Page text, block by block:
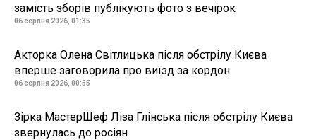
замість зборів публікують фото з вечірок
06 серпня 2026, 01:35
Акторка Олена Світлицька після обстрілу Києва
вперше заговорила про виїзд за кордон
06 серпня 2026, 00:55
Зірка МастерШеф Ліза Глінська після обстрілу Києва
звернулась до росіян